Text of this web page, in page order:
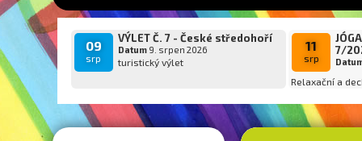
09
srp
VÝLET Č. 7 - České středohoří
Datum9. srpen 2026
turistický výlet
11
srp
7/
Relaxační a